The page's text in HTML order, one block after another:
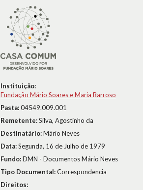
Instituição:
Fundação Mário Soares e Maria Barroso
Pasta:04549.009.001
Remetente:Silva, Agostinho da
Destinatário:Mário Neves
Data:Segunda, 16 de Julho de 1979
Fundo:DMN - Documentos Mário Neves
Tipo Documental:Correspondencia
Direitos: